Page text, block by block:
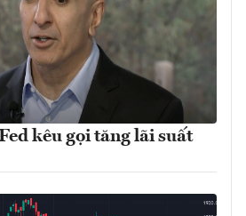
kêu gọi tăng lãi suất